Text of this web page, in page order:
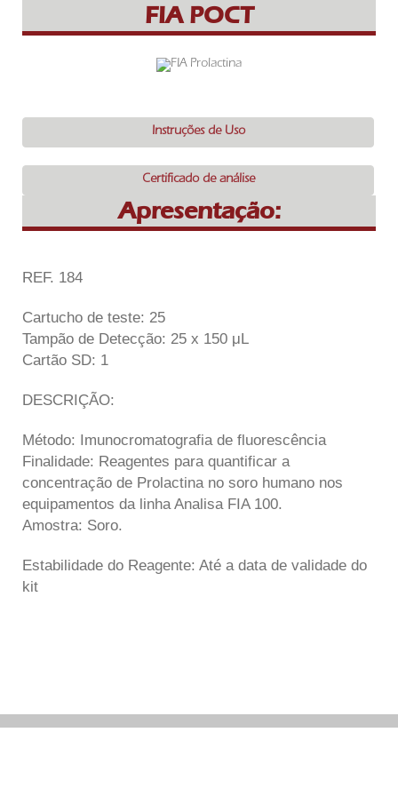
FIA POCT
Instruções de Uso
Certificado de análise
Apresentação:
REF. 184
Cartucho de teste: 25
Tampão de Detecção: 25 x 150 μL
Cartão SD: 1
DESCRIÇÃO:
Método: Imunocromatografia de fluorescência
Finalidade: Reagentes para quantificar a
concentração de Prolactina no soro humano nos
equipamentos da linha Analisa FIA 100.
Amostra: Soro.
Estabilidade do Reagente: Até a data de validade do
kit